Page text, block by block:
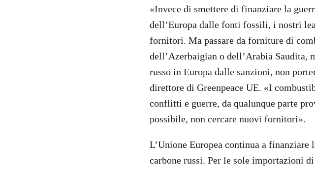
«Invece di smettere di finanziare la
dell’Europa dalle fonti fossili, i nostri
fornitori. Ma passare da forniture di
dell’Azerbaigian o dell’Arabia Saudita,
russo in Europa dalle sanzioni, non
direttore di Greenpeace UE. «I
conflitti e guerre, da qualunque parte
possibile, non cercare nuovi fornitori».
L’Unione Europea continua a
carbone russi. Per le sole importazioni